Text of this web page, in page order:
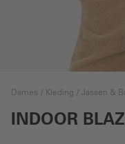
Dames Kleding Jassen &
INDOOR